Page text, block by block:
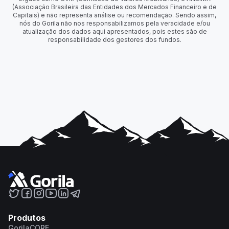
(Associação Brasileira das Entidades dos Mercados Financeiro e de
Capitais) e não representa análise ou recomendação. Sendo assim,
nós do Gorila não nos responsabilizamos pela veracidade e/ou
atualização dos dados aqui apresentados, pois estes são de
responsabilidade dos gestores dos fundos.
Produtos